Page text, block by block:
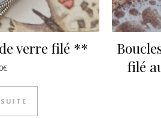
verre filé **
€
filé